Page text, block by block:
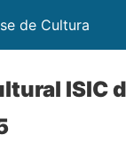
de Cultura
ISIC